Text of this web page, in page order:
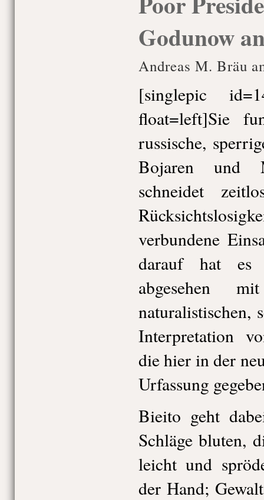
Godunow
Andreas M. Bräu
[singlepic
float=left]Sie
russische,
Bojaren und
schneidet
verbundene
darauf hat es
abgesehen
naturalistischen,
Interpretation
die hier in der
Urfassung
Bieito geht
Schläge bluten,
leicht und
der Hand;